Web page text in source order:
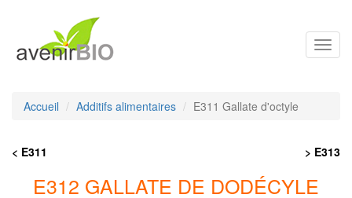
Accueil Additifs alimentaires E311 Gallate d'octyle
< E311 > E313
E312 GALLATE DE DODÉCYLE